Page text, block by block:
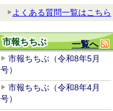
よくある質問一覧はこちら
一覧へ
市報ちちぶ
市報ちちぶ（令和8年5月
号）
市報ちちぶ（令和8年4月
号）